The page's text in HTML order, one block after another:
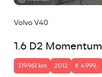
Volvo V40
1.6 D2 Momentum
319.961 km 2012 € 4.999,-